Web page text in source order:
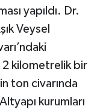
yapıldı. Dr.
Veysel
2 kilometrelik bir
ton civarında
kurumları